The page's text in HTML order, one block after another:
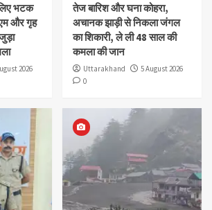
भटक
और गृह
2026
तेज बारिश और घना कोहरा,
अचानक झाड़ी से निकला जंगल
का शिकारी, ले ली 48 साल की
कमला की जान
Uttarakhand
5 August 2026
0